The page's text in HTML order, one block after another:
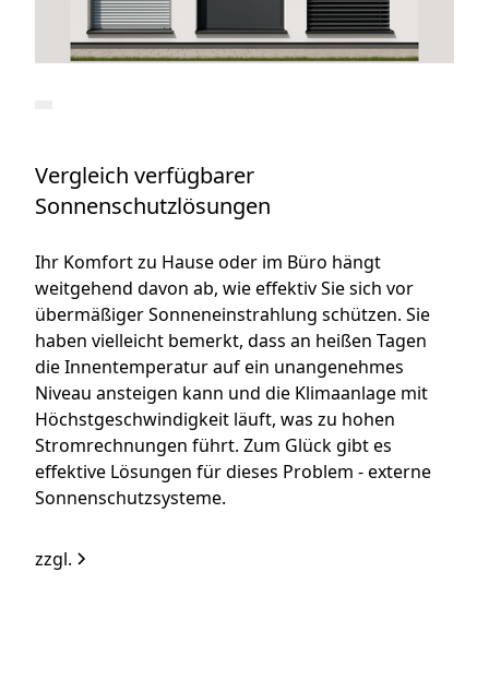
Vergleich verfügbarer
Sonnenschutzlösungen
Ihr Komfort zu Hause oder im Büro hängt
weitgehend davon ab, wie effektiv Sie sich vor
übermäßiger Sonneneinstrahlung schützen. Sie
haben vielleicht bemerkt, dass an heißen Tagen
die Innentemperatur auf ein unangenehmes
Niveau ansteigen kann und die Klimaanlage mit
Höchstgeschwindigkeit läuft, was zu hohen
Stromrechnungen führt. Zum Glück gibt es
effektive Lösungen für dieses Problem - externe
Sonnenschutzsysteme.
zzgl.